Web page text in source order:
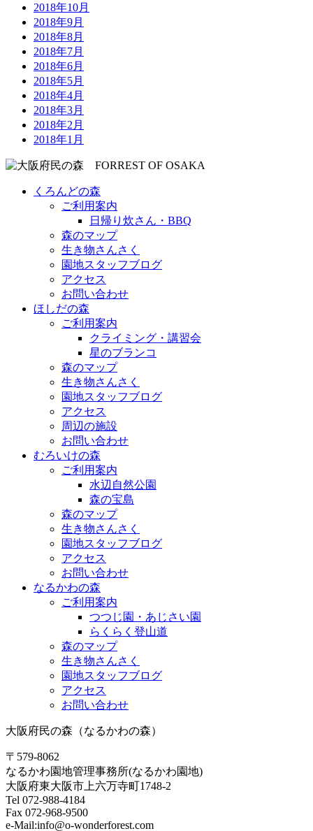
2018年10月
2018年9月
2018年8月
2018年7月
2018年6月
2018年5月
2018年4月
2018年3月
2018年2月
2018年1月
くろんどの森
ご利用案内
日帰り炊さん・BBQ
森のマップ
生き物さんさく
園地スタッフブログ
アクセス
お問い合わせ
ほしだの森
ご利用案内
クライミング・講習会
星のブランコ
森のマップ
生き物さんさく
園地スタッフブログ
アクセス
周辺の施設
お問い合わせ
むろいけの森
ご利用案内
水辺自然公園
森の宝島
森のマップ
生き物さんさく
園地スタッフブログ
アクセス
お問い合わせ
なるかわの森
ご利用案内
つつじ園・あじさい園
らくらく登山道
森のマップ
生き物さんさく
園地スタッフブログ
アクセス
お問い合わせ
大阪府民の森（なるかわの森）
〒579-8062
なるかわ園地管理事務所(なるかわ園地)
大阪府東大阪市上六万寺町1748-2
Tel 072-988-4184
Fax 072-968-9500
e-Mail:info@o-wonderforest.com